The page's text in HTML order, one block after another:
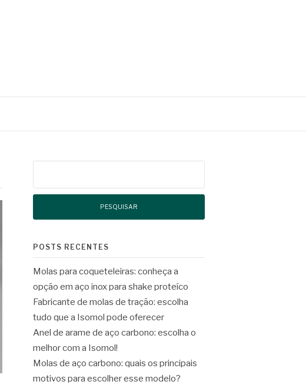
POSTS RECENTES
Molas para coqueteleiras: conheça a
opção em aço inox para shake proteíco
Fabricante de molas de tração: escolha
tudo que a Isomol pode oferecer
Anel de arame de aço carbono: escolha o
melhor com a Isomol!
Molas de aço carbono: quais os principais
motivos para escolher esse modelo?